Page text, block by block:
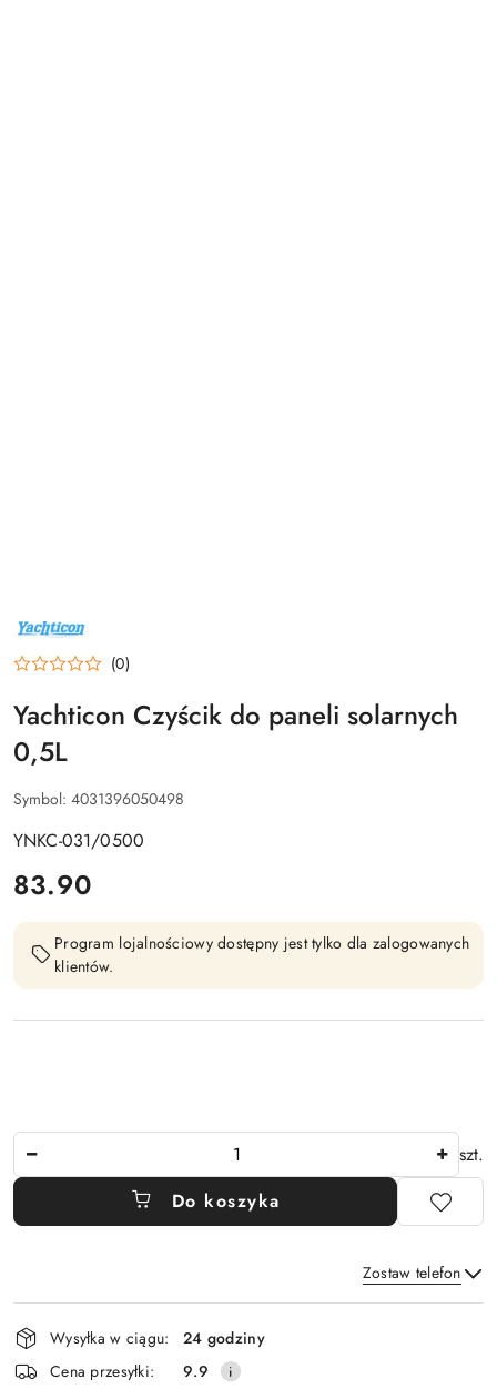
NAZWA
PRODUCENTA:
YACHTICON (0)
Yachticon Czyścik do paneli solarnych
0,5L
Symbol: 4031396050498
YNKC-031/0500
cena:
83.90
Program lojalnościowy dostępny jest tylko dla zalogowanych
klientów.
szt.
Do koszyka
Zostaw telefon
Wyślij
Dostępność
i
dostawa
Wysyłka w ciągu:
24 godziny
Cena przesyłki:
9.9